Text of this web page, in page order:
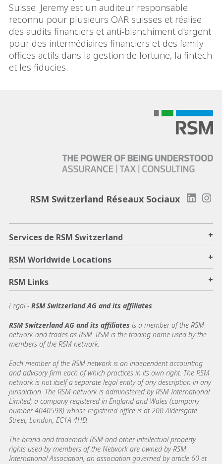
Suisse. Jeremy est un auditeur responsable
reconnu pour plusieurs OAR suisses et réalise
des audits financiers et anti-blanchiment d'argent
pour des intermédiaires financiers et des family
offices actifs dans la gestion de fortune, la fintech
et les fiducies.
RSM Switzerland Réseaux Sociaux
Services de RSM Switzerland +
RSM Worldwide Locations +
RSM Links +
Legal - RSM Switzerland AG and its affiliates
RSM Switzerland AG and its affiliates is a member of the RSM
network and trades as RSM. RSM is the trading name used by the
members of the RSM network.
Each member of the RSM network is an independent accounting
and advisory firm each of which practices in its own right. The RSM
network is not itself a separate legal entity of any description in any
jurisdiction. The RSM network is administered by RSM International
Limited, a company registered in England and Wales (company
number 4040598) whose registered office is at 200 Aldersgate
Street, London, EC1A 4HD.
The brand and trademark RSM and other intellectual property
rights used by members of the Network are owned by RSM
International Association, an association governed by article 60 et